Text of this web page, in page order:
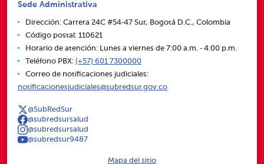
Sede Administrativa
Dirección: Carrera 24C #54‑47 Sur, Bogotá D.C., Colombia
Código postal: 110621
Horario de atención: Lunes a viernes de 7:00 a.m. ‑ 4:00 p.m.
Teléfono PBX: (+57) 601 7300000
Correo de notificaciones judiciales:
notificacionesjudiciales@subredsur.gov.co
@SubRedSur
@subredsursalud
@subredsursalud
@subredsur9487
Mapa del sitio